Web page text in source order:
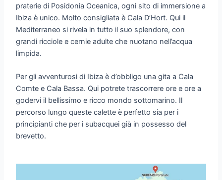
praterie di Posidonia Oceanica, ogni sito di immersione a
Ibiza è unico. Molto consigliata è Cala D’Hort. Qui il
Mediterraneo si rivela in tutto il suo splendore, con
grandi ricciole e cernie adulte che nuotano nell’acqua
limpida.
Per gli avventurosi di Ibiza è d’obbligo una gita a Cala
Comte e Cala Bassa. Qui potrete trascorrere ore e ore a
godervi il bellissimo e ricco mondo sottomarino. Il
percorso lungo queste calette è perfetto sia per i
principianti che per i subacquei già in possesso del
brevetto.